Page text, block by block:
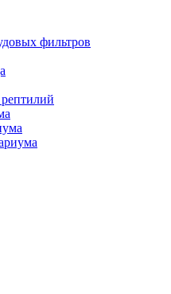
фильтров